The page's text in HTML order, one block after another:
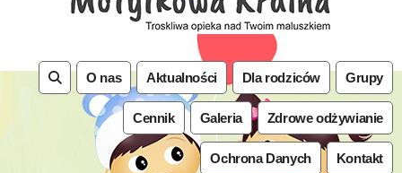
O nas Aktualności Dla rodziców Grupy
Cennik Galeria Zdrowe odżywianie
Ochrona Danych Kontakt